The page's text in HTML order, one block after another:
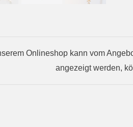
Onlineshop kann vom
angezeigt werden,